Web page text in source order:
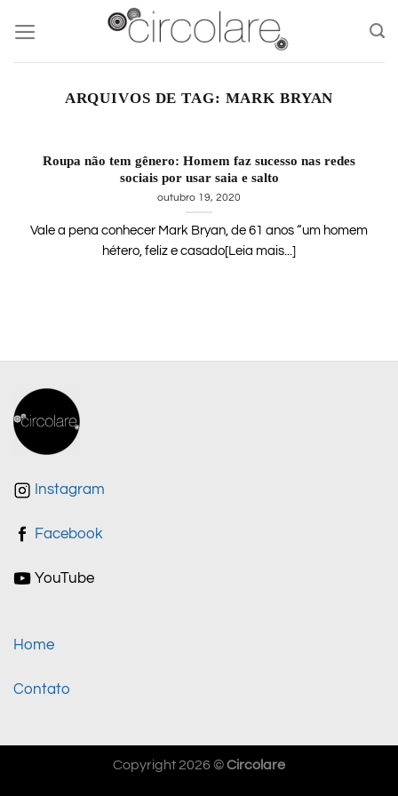
content
ARQUIVOS DE TAG: MARK BRYAN
Roupa não tem gênero: Homem faz sucesso nas redes
sociais por usar saia e salto
outubro 19, 2020
Vale a pena conhecer Mark Bryan, de 61 anos “um homem
hétero, feliz e casado[Leia mais...]
Instagram
Facebook
YouTube
Home
Contato
Copyright 2026 ©Circolare